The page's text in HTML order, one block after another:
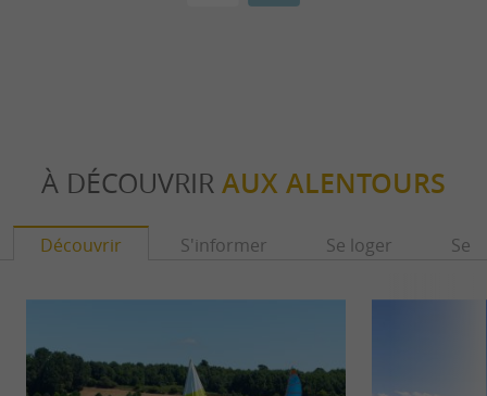
À DÉCOUVRIR AUX ALENTOURS
Découvrir S'informer Se loger Se